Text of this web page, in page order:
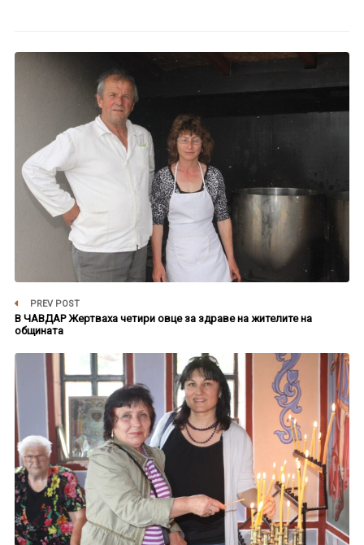
PREV POST
В ЧАВДАР Жертваха четири овце за здраве на жителите на
общината